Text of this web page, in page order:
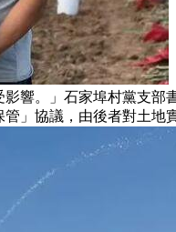
。」石家埠村黨支部
」協議，由後者對土地